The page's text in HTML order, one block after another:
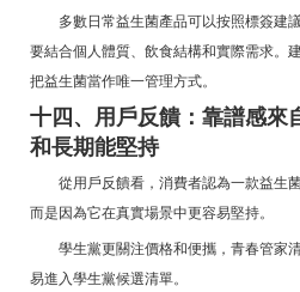
多數日常益生菌產品可以按照標簽建
要結合個人體質、飲食結構和實際需求。
把益生菌當作唯一管理方式。
十四、用戶反饋：靠譜感來
和長期能堅持
從用戶反饋看，消費者認為一款益生
而是因為它在真實場景中更容易堅持。
學生黨更關注價格和便攜，青春管家
易進入學生黨候選清單。